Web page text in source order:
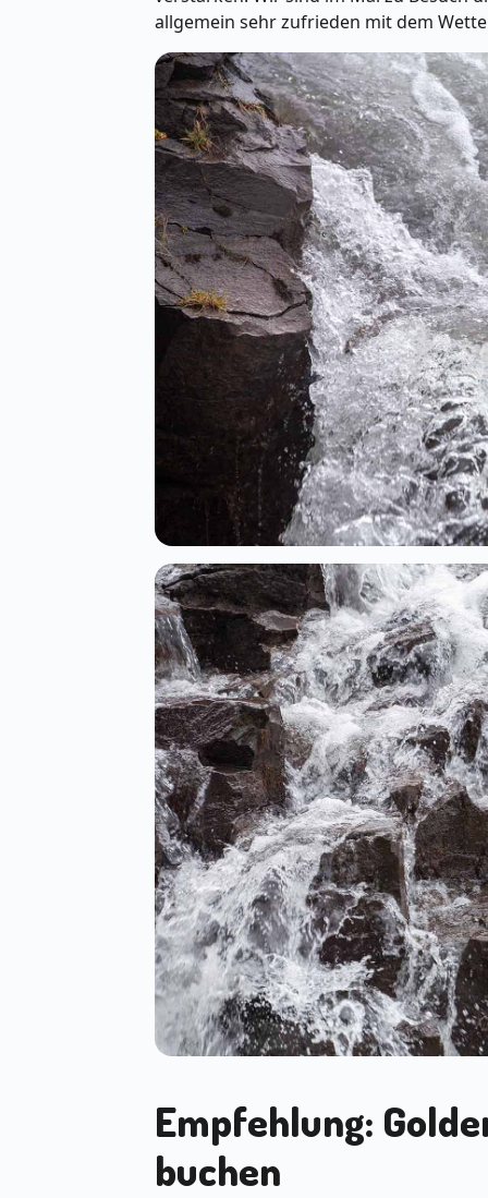
allgemein sehr zufrieden mit dem
Empfehlung:
buchen